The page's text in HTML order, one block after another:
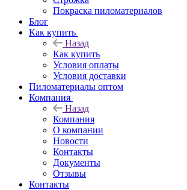
Покраска пиломатериалов
Блог
Как купить
Назад
Как купить
Условия оплаты
Условия доставки
Пиломатериалы оптом
Компания
Назад
Компания
О компании
Новости
Контакты
Документы
Отзывы
Контакты